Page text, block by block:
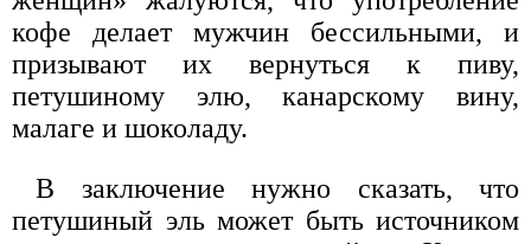
кофе делает мужчин бессильными, и
призывают их вернуться к пиву,
петушиному элю, канарскому вину,
малаге и шоколаду.
В заключение нужно сказать, что
петушиный эль может быть источником